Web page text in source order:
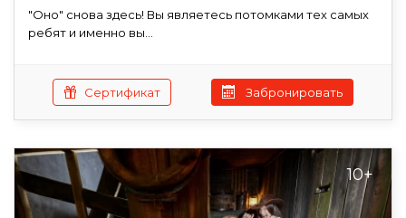
"Оно" снова здесь! Вы являетесь потомками тех самых
ребят и именно вы...
Сертификат Забронировать
10+